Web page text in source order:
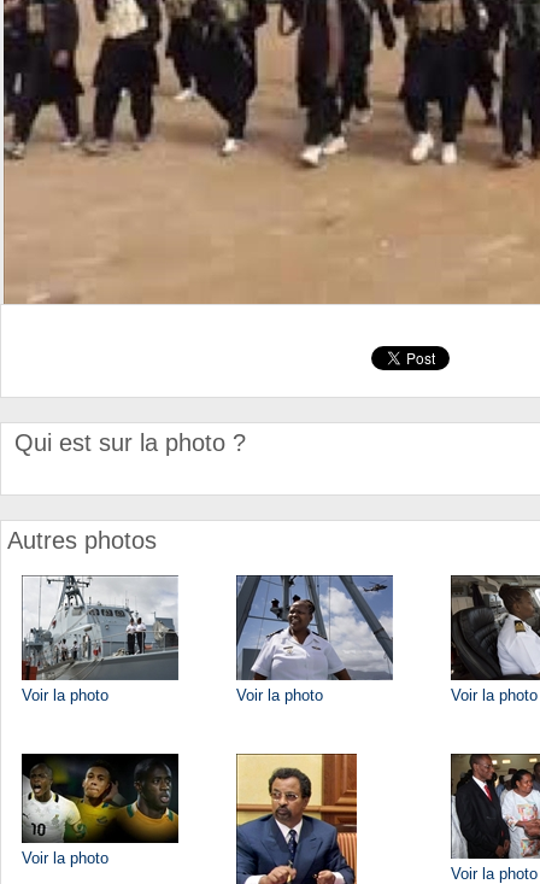
Qui est sur la photo ?
Autres photos
Voir la photo Voir la photo Voir la photo
Voir la photo
Voir la photo